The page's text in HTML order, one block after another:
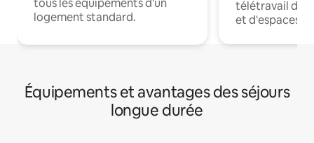
tous les équipements d'un
logement standard.
télétravail
et d'espaces
Équipements et avantages des séjours
longue durée